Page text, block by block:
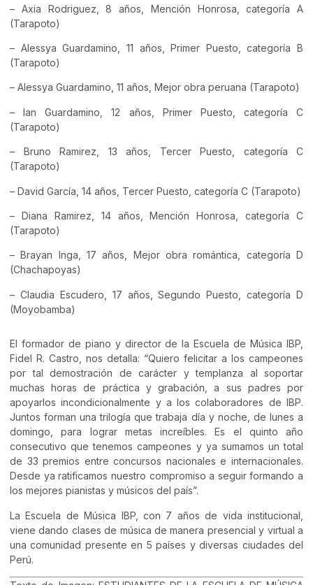
– Axia Rodriguez, 8 años, Mención Honrosa, categoría A
(Tarapoto)
– Alessya Guardamino, 11 años, Primer Puesto, categoría B
(Tarapoto)
– Alessya Guardamino, 11 años, Mejor obra peruana (Tarapoto)
– Ian Guardamino, 12 años, Primer Puesto, categoría C
(Tarapoto)
– Bruno Ramirez, 13 años, Tercer Puesto, categoría C
(Tarapoto)
– David García, 14 años, Tercer Puesto, categoría C (Tarapoto)
– Diana Ramirez, 14 años, Mención Honrosa, categoría C
(Tarapoto)
– Brayan Inga, 17 años, Mejor obra romántica, categoría D
(Chachapoyas)
– Claudia Escudero, 17 años, Segundo Puesto, categoría D
(Moyobamba)
El formador de piano y director de la Escuela de Música IBP,
Fidel R. Castro, nos detalla: “Quiero felicitar a los campeones
por tal demostración de carácter y templanza al soportar
muchas horas de práctica y grabación, a sus padres por
apoyarlos incondicionalmente y a los colaboradores de IBP.
Juntos forman una trilogía que trabaja día y noche, de lunes a
domingo, para lograr metas increíbles. Es el quinto año
consecutivo que tenemos campeones y ya sumamos un total
de 33 premios entre concursos nacionales e internacionales.
Desde ya ratificamos nuestro compromiso a seguir formando a
los mejores pianistas y músicos del país”.
La Escuela de Música IBP, con 7 años de vida institucional,
viene dando clases de música de manera presencial y virtual a
una comunidad presente en 5 países y diversas ciudades del
Perú.